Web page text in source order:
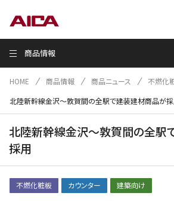
商品情報
HOME 商品情報 商品ニュース
不燃化
北陸新幹線金沢～敦賀間の全駅で建装建材商品が
北陸新幹線金沢～敦賀間の全駅
採用
不燃化粧板 カウンター 建築向け